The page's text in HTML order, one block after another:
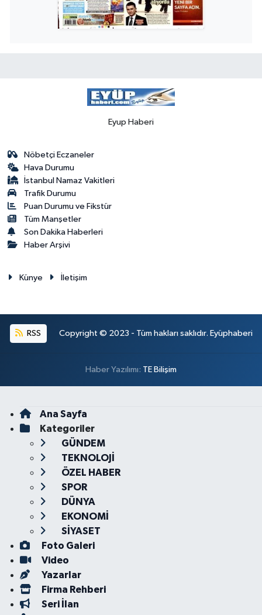
Eyup Haberi
Nöbetçi Eczaneler
Hava Durumu
İstanbul Namaz Vakitleri
Trafik Durumu
Puan Durumu ve Fikstür
Tüm Manşetler
Son Dakika Haberleri
Haber Arşivi
Künye İletişim
RSS Copyright © 2023 - Tüm hakları saklıdır. Eyüphaberi
Haber Yazılımı: TE Bilişim
Ana Sayfa
Kategoriler
GÜNDEM
TEKNOLOJİ
ÖZEL HABER
SPOR
DÜNYA
EKONOMİ
SİYASET
Foto Galeri
Video
Yazarlar
Firma Rehberi
Seri İlan